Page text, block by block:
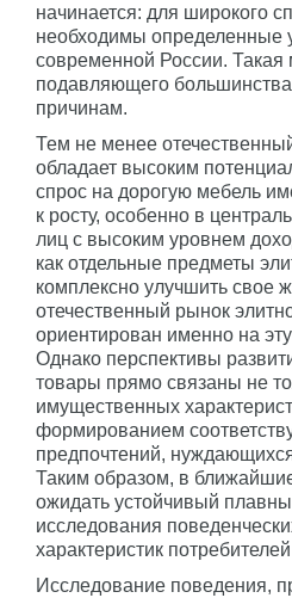
начинается: для широкого
необходимы определенные
современной России. Такая
подавляющего
причинам.
Тем не менее
обладает высоким
спрос на дорогую мебель
к росту, особенно в
лиц с высоким уровнем
как отдельные предметы
комплексно улучшить свое
отечественный рынок
ориентирован именно на
Однако перспективы
товары прямо связаны не
имущественных
формированием
предпочтений,
Таким образом, в
ожидать устойчивый
исследования
характеристик
Исследование поведения,